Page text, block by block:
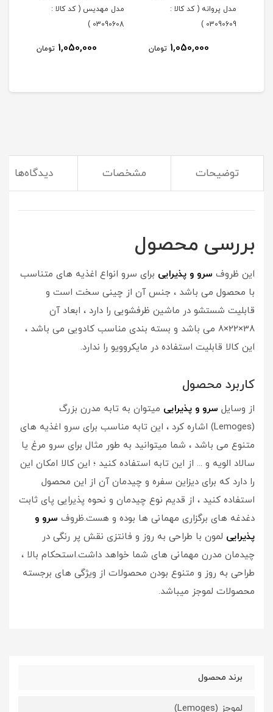
مدل پروانه ( کد کالا :
03090609 )
1,050,000 تومان
مدل مهدیس ( کد کالا :
03090608 )
1,050,000 تومان
توضیحات مشخصات دیدگاه‌ها
(این ظروف برای مهمانی به دردت میخوره)
بررسی محصول
این ظروف سرو و پذیرایی برای سرو انواع اغذیه های متناسب
با محصول می باشد ، جنس آن از چینی سخت است و
قابلیت شستشو در ماشین ظرفشویی را دارد ، ابعاد آن
38×22×8 می باشد و بسته بندی مناسب کادویی می باشد ،
این کالا قابلیت استفاده در مایکروویو را ندارد.
کاربرد محصول
از وسایل سرو و پذیرایی میتوان به تابه مدرن بزرگ
(Lemoges) اشاره کرد ، این تابه مناسب برای سرو اغذیه های
متنوع می باشد ، شما میتوانید به طور مثال برای سرو مرغ یا
سالاد الویه و ... از این تابه استفاده کنید ؛ این کالا امکان این
را دارد که برای دیزاین سفره و چیدمان آن از این محصول
استفاده کنید ، از قدیم نوع چیدمان و نحوه پذیرایی پای ثابت
دغدغه های برگزاری مهمانی ها بوده و هست.ظروف سرو و
پذیرایی لمون با طراحی به روز و فانتزی نقش پر رنگی در
چیدمان مدرن مهمانی های شما خواهد داشت.استحکام بالا ،
طراحی به روز و متنوع بودن محصولات از ویژگی های برجسته
محصولات لموجز میباشد.
برند محصول
لموجز (Lemoges)